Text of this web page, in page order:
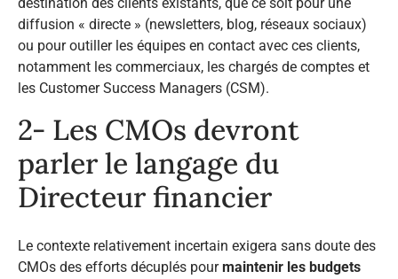
destination des clients existants, que ce soit pour une
diffusion « directe » (newsletters, blog, réseaux sociaux)
ou pour outiller les équipes en contact avec ces clients,
notamment les commerciaux, les chargés de comptes et
les Customer Success Managers (CSM).
2- Les CMOs devront
parler le langage du
Directeur financier
Le contexte relativement incertain exigera sans doute des
CMOs des efforts décuplés pourmaintenir les budgets